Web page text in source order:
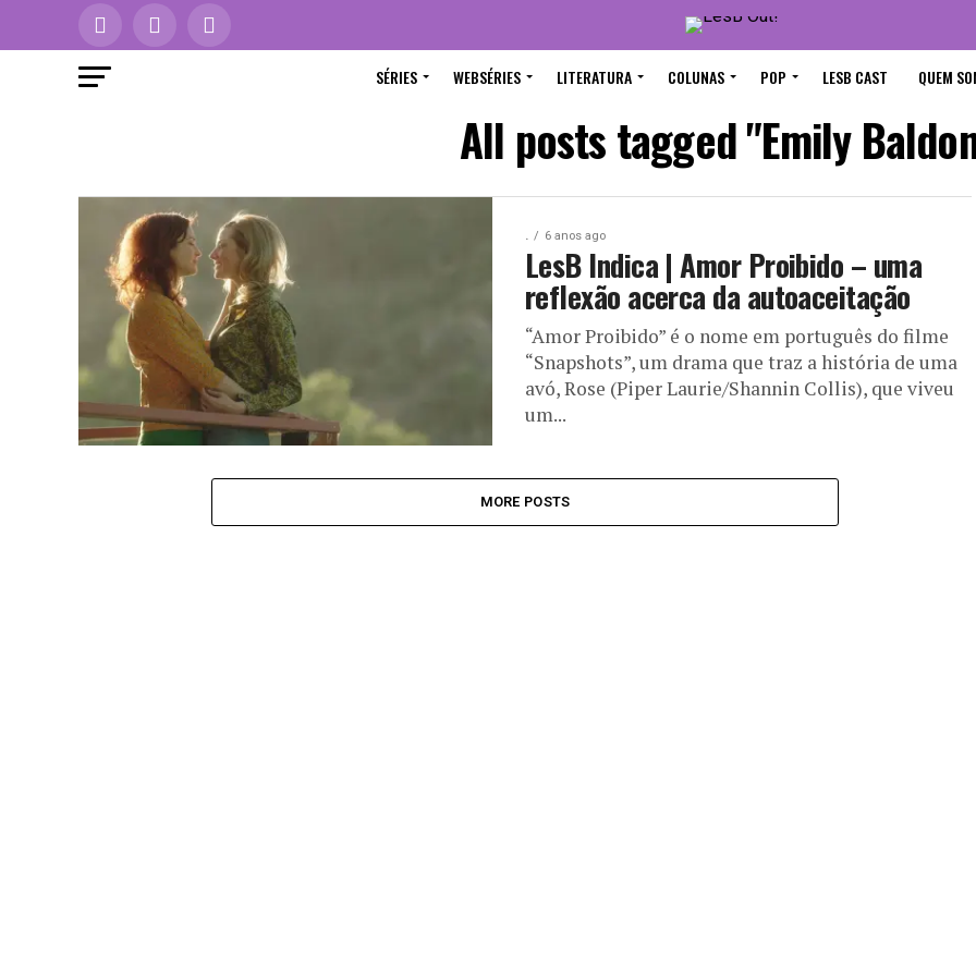
SÉRIES WEBSÉRIES LITERATURA COLUNAS POP LESB CAST QUEM
All posts tagged "Emily
. 6 anos ago
LesB Indica | Amor Proibido – uma
reflexão acerca da autoaceitação
“Amor Proibido” é o nome em português do filme
“Snapshots”, um drama que traz a história de uma
avó, Rose (Piper Laurie/Shannin Collis), que viveu
um...
MORE POSTS